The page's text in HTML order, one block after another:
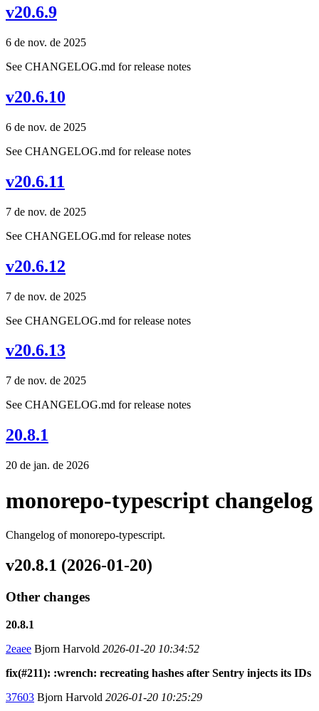
v20.6.9
6 de nov. de 2025
See CHANGELOG.md for release notes
v20.6.10
6 de nov. de 2025
See CHANGELOG.md for release notes
v20.6.11
7 de nov. de 2025
See CHANGELOG.md for release notes
v20.6.12
7 de nov. de 2025
See CHANGELOG.md for release notes
v20.6.13
7 de nov. de 2025
See CHANGELOG.md for release notes
20.8.1
20 de jan. de 2026
monorepo-typescript changelog
Changelog of monorepo-typescript.
v20.8.1 (2026-01-20)
Other changes
20.8.1
2eaee Bjorn Harvold 2026-01-20 10:34:52
fix(#211): :wrench: recreating hashes after Sentry injects its IDs
37603 Bjorn Harvold 2026-01-20 10:25:29